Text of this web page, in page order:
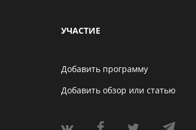
УЧАСТИЕ
Добавить программу
Добавить обзор или статью